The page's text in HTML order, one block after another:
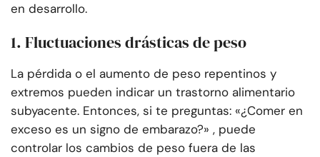
en desarrollo.
1. Fluctuaciones drásticas de peso
La pérdida o el aumento de peso repentinos y
extremos pueden indicar un trastorno alimentario
subyacente. Entonces, si te preguntas: «¿Comer en
exceso es un signo de embarazo?» , puede
controlar los cambios de peso fuera de las